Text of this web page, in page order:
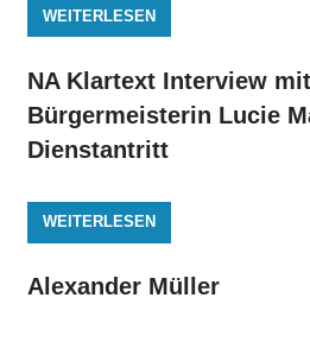
WEITERLESEN
NA Klartext Interview
Bürgermeisterin Lucie
Dienstantritt
WEITERLESEN
Alexander Müller